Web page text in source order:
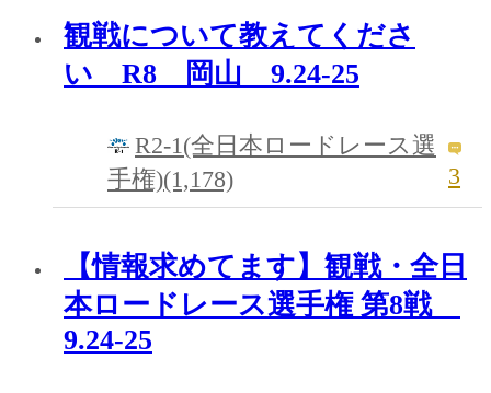
観戦について教えてくださ
い R8 岡山 9.24-25
R2-1(全日本ロードレース選
手権)(1,178)
3
【情報求めてます】観戦・全日
本ロードレース選手権 第8戦
9.24-25